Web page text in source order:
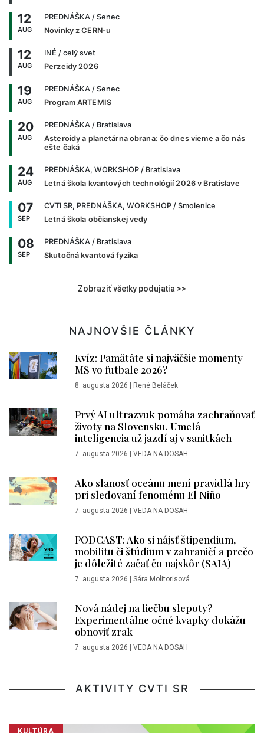
12
AUG
PREDNÁŠKA / Senec
Novinky z CERN-u
12
AUG
INÉ / celý svet
Perzeidy 2026
19
AUG
PREDNÁŠKA / Senec
Program ARTEMIS
20
AUG
PREDNÁŠKA / Bratislava
Asteroidy a planetárna obrana: čo dnes vieme a čo nás
ešte čaká
24
AUG
PREDNÁŠKA, WORKSHOP / Bratislava
Letná škola kvantových technológií 2026 v Bratislave
07
SEP
CVTI SR, PREDNÁŠKA, WORKSHOP / Smolenice
Letná škola občianskej vedy
08
SEP
PREDNÁŠKA / Bratislava
Skutočná kvantová fyzika
Zobraziť všetky podujatia >>
NAJNOVŠIE ČLÁNKY
Kvíz: Pamätáte si najväčšie momenty
MS vo futbale 2026?
8. augusta 2026 René Beláček
Prvý AI ultrazvuk pomáha zachraňovať
životy na Slovensku. Umelá
inteligencia už jazdí aj v sanitkách
7. augusta 2026 VEDA NA DOSAH
Ako slanosť oceánu mení pravidlá hry
pri sledovaní fenoménu El Niño
7. augusta 2026 VEDA NA DOSAH
PODCAST: Ako si nájsť štipendium,
mobilitu či štúdium v zahraničí a prečo
je dôležité začať čo najskôr (SAIA)
7. augusta 2026 Sára Molitorisová
Nová nádej na liečbu slepoty?
Experimentálne očné kvapky dokážu
obnoviť zrak
7. augusta 2026 VEDA NA DOSAH
AKTIVITY CVTI SR